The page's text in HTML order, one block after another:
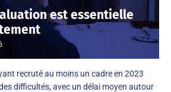
est essentielle
recruté au moins un cadre en 2023
difficultés, avec un délai moyen autour